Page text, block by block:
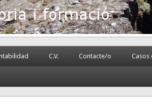
C.V. Contacte/o Casos